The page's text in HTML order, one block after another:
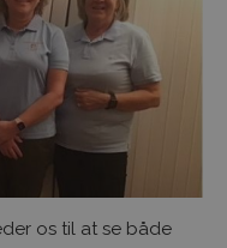
os til at se både